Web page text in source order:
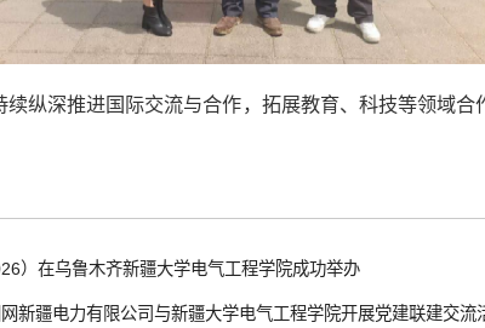
纵深推进国际交流与合作，拓展教育、科技等领域合
）在乌鲁木齐新疆大学电气工程学院成功举办
新疆电力有限公司与新疆大学电气工程学院开展党建联建交流